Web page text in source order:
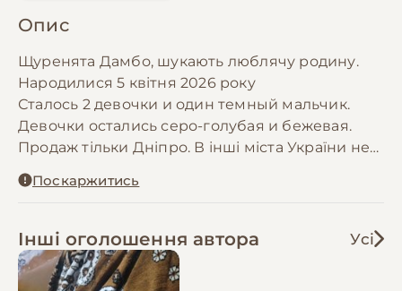
Опис
Щуренята Дамбо, шукають люблячу родину.
Народилися 5 квітня 2026 року
Сталось 2 девочки и один темный мальчик.
Девочки остались серо-голубая и бежевая.
Продаж тільки Дніпро. В інші міста України не
На корм не продаю !
Поскаржитись
Інші оголошення автора Усі